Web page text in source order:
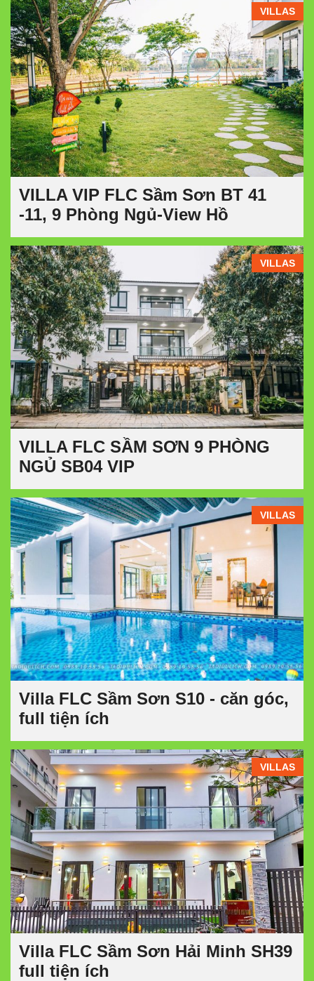
VILLAS
VILLA VIP FLC Sầm Sơn BT 41
-11, 9 Phòng Ngủ-View Hồ
VILLAS
VILLA FLC SẦM SƠN 9 PHÒNG
NGỦ SB04 VIP
VILLAS
Villa FLC Sầm Sơn S10 - căn góc,
full tiện ích
VILLAS
Villa FLC Sầm Sơn Hải Minh SH39
full tiện ích